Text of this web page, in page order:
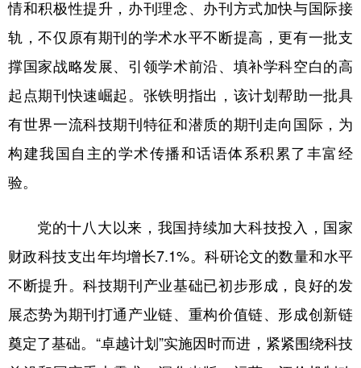
情和积极性提升，办刊理念、办刊方式加快与国际接
轨，不仅原有期刊的学术水平不断提高，更有一批支
撑国家战略发展、引领学术前沿、填补学科空白的高
起点期刊快速崛起。张铁明指出，该计划帮助一批具
有世界一流科技期刊特征和潜质的期刊走向国际，为
构建我国自主的学术传播和话语体系积累了丰富经
验。
党的十八大以来，我国持续加大科技投入，国家
财政科技支出年均增长7.1%。科研论文的数量和水平
不断提升。科技期刊产业基础已初步形成，良好的发
展态势为期刊打通产业链、重构价值链、形成创新链
奠定了基础。“卓越计划”实施因时而进，紧紧围绕科技